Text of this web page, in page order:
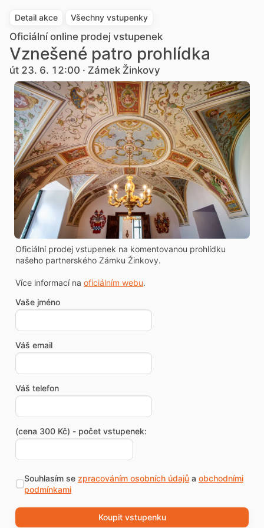
Detail akce Všechny vstupenky
Oficiální online prodej vstupenek
Vznešené patro prohlídka
út 23. 6. 12:00 · Zámek Žinkovy
Oficiální prodej vstupenek na komentovanou prohlídku
našeho partnerského Zámku Žinkovy.
Více informací na oficiálním webu.
Vaše jméno
Váš email
Váš telefon
(cena 300 Kč) - počet vstupenek:
Souhlasím se zpracováním osobních údajůa obchodními
podmínkami
Koupit vstupenku